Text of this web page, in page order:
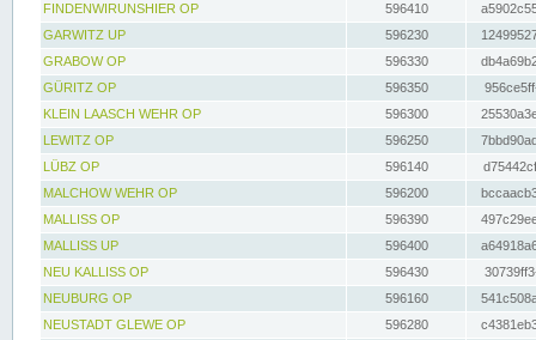
FINDENWIRUNSHIER OP
596410
GARWITZ UP
596230
GRABOW OP
596330
GÜRITZ OP
596350
KLEIN LAASCH WEHR OP
596300
LEWITZ OP
596250
LÜBZ OP
596140
MALCHOW WEHR OP
596200
MALLISS OP
596390
MALLISS UP
596400
NEU KALLISS OP
596430
NEUBURG OP
596160
NEUSTADT GLEWE OP
596280